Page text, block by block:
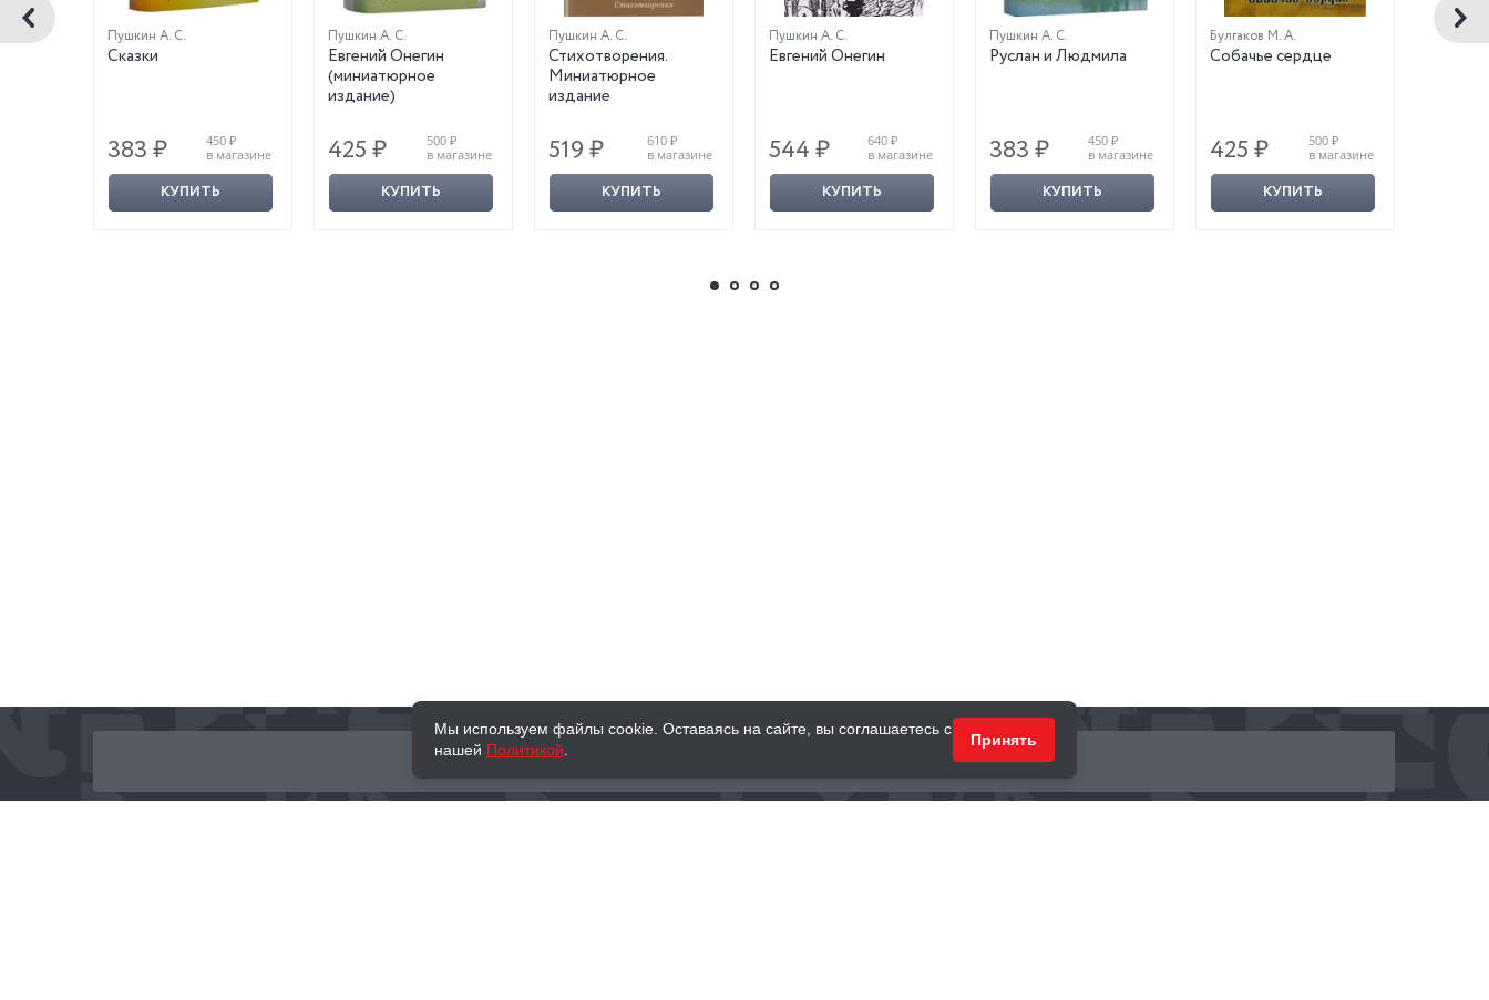
Пушкин А. С.
Сказки
383 ₽
450 ₽
в магазине
КУПИТЬ
Пушкин А. С.
Евгений Онегин
(миниатюрное
издание)
425 ₽
500 ₽
в магазине
КУПИТЬ
Пушкин А. С.
Стихотворения.
Миниатюрное
издание
519 ₽
610 ₽
в магазине
КУПИТЬ
Пушкин А. С.
Евгений Онегин
544 ₽
640 ₽
в магазине
КУПИТЬ
Пушкин А. С.
Руслан и Людмила
383 ₽
450 ₽
в магазине
КУПИТЬ
Булгаков М. А.
Собачье сердце
425 ₽
500 ₽
в магазине
КУПИТЬ
Гоголь Н.
КНИГИ ПОДАРКИ
Мы используем файлы cookie. Оставаясь на сайте, вы соглашаетесь с
нашей Политикой
Принять